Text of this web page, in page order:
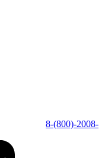
8-(800)-2008-